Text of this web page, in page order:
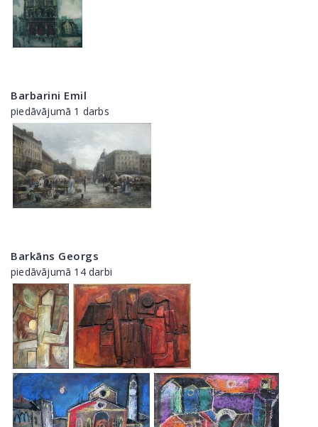
Barbarini Emil
piedāvājumā 1 darbs
Barkāns Georgs
piedāvājumā 14 darbi